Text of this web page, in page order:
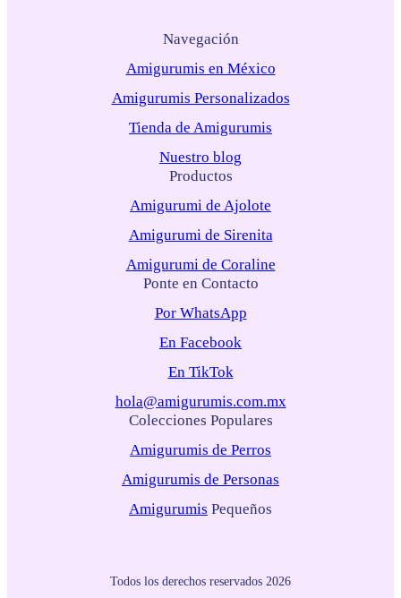
Navegación
Amigurumis en México
Amigurumis Personalizados
Tienda de Amigurumis
Nuestro blog
Productos
Amigurumi de Ajolote
Amigurumi de Sirenita
Amigurumi de Coraline
Ponte en Contacto
Por WhatsApp
En Facebook
En TikTok
hola@amigurumis.com.mx
Colecciones Populares
Amigurumis de Perros
Amigurumis de Personas
Amigurumis Pequeños
Todos los derechos reservados 2026